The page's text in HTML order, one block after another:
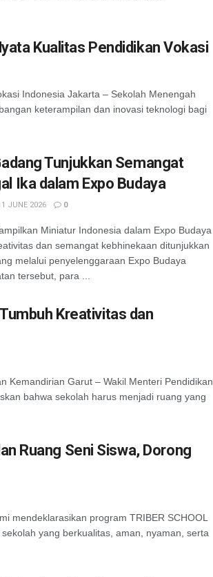
Kualitas Pendidikan Vokasi
Indonesia Jakarta – Sekolah Menengah
keterampilan dan inovasi teknologi bagi
Tunjukkan Semangat
Ika dalam Expo Budaya
JUNE 2026 0
Miniatur Indonesia dalam Expo Budaya
dan semangat kebhinekaan ditunjukkan
melalui penyelenggaraan Expo Budaya
tersebut, para ...
Kreativitas dan
Kemandirian Garut – Wakil Menteri Pendidikan
bahwa sekolah harus menjadi ruang yang
Ruang Seni Siswa, Dorong
mendeklarasikan program TRIBER SCHOOL
yang berkualitas, aman, nyaman, serta